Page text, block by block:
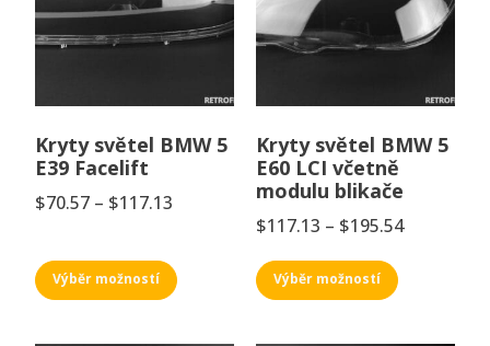
Kryty světel BMW 5
E39 Facelift
$70.57 – $117.13
Výběr možností
Kryty světel BMW 5
E60 LCI včetně
modulu blikače
$117.13 – $195.54
Výběr možností